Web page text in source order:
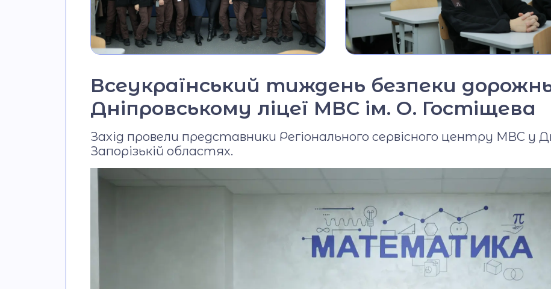
Фото та відео галерея
Віртуальний тур
Відеопроєкт
«Кирилиця»
Всеукраїнський тиждень безпеки
Дніпровському ліцеї МВС ім. О. Гостіщева
Захід провели представники Регіонального сервісного центру МВС у
Запорізькій областях.